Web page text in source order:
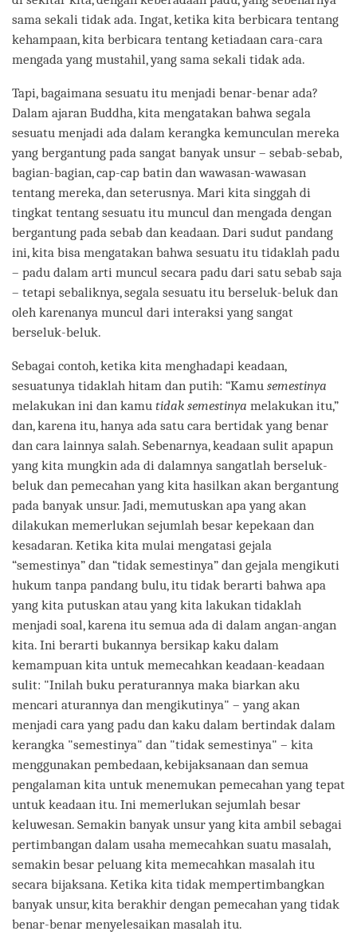
sama sekali tidak ada. Ingat, ketika kita berbicara tentang
kehampaan, kita berbicara tentang ketiadaan cara-cara
mengada yang mustahil, yang sama sekali tidak ada.
Tapi, bagaimana sesuatu itu menjadi benar-benar ada?
Dalam ajaran Buddha, kita mengatakan bahwa segala
sesuatu menjadi ada dalam kerangka kemunculan mereka
yang bergantung pada sangat banyak unsur – sebab-sebab,
bagian-bagian, cap-cap batin dan wawasan-wawasan
tentang mereka, dan seterusnya. Mari kita singgah di
tingkat tentang sesuatu itu muncul dan mengada dengan
bergantung pada sebab dan keadaan. Dari sudut pandang
ini, kita bisa mengatakan bahwa sesuatu itu tidaklah padu
– padu dalam arti muncul secara padu dari satu sebab saja
– tetapi sebaliknya, segala sesuatu itu berseluk-beluk dan
oleh karenanya muncul dari interaksi yang sangat
berseluk-beluk.
Sebagai contoh, ketika kita menghadapi keadaan,
sesuatunya tidaklah hitam dan putih: “Kamu semestinya
melakukan ini dan kamu tidak semestinya melakukan itu,”
dan, karena itu, hanya ada satu cara bertidak yang benar
dan cara lainnya salah. Sebenarnya, keadaan sulit apapun
yang kita mungkin ada di dalamnya sangatlah berseluk-
beluk dan pemecahan yang kita hasilkan akan bergantung
pada banyak unsur. Jadi, memutuskan apa yang akan
dilakukan memerlukan sejumlah besar kepekaan dan
kesadaran. Ketika kita mulai mengatasi gejala
“semestinya” dan “tidak semestinya” dan gejala mengikuti
hukum tanpa pandang bulu, itu tidak berarti bahwa apa
yang kita putuskan atau yang kita lakukan tidaklah
menjadi soal, karena itu semua ada di dalam angan-angan
kita. Ini berarti bukannya bersikap kaku dalam
kemampuan kita untuk memecahkan keadaan-keadaan
sulit: "Inilah buku peraturannya maka biarkan aku
mencari aturannya dan mengikutinya" – yang akan
menjadi cara yang padu dan kaku dalam bertindak dalam
kerangka "semestinya" dan "tidak semestinya" – kita
menggunakan pembedaan, kebijaksanaan dan semua
pengalaman kita untuk menemukan pemecahan yang tepat
untuk keadaan itu. Ini memerlukan sejumlah besar
keluwesan. Semakin banyak unsur yang kita ambil sebagai
pertimbangan dalam usaha memecahkan suatu masalah,
semakin besar peluang kita memecahkan masalah itu
secara bijaksana. Ketika kita tidak mempertimbangkan
banyak unsur, kita berakhir dengan pemecahan yang tidak
benar-benar menyelesaikan masalah itu.